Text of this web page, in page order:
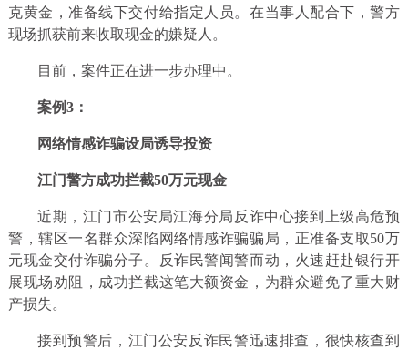
克黄金，准备线下交付给指定人员。在当事人配合下，警方
现场抓获前来收取现金的嫌疑人。
目前，案件正在进一步办理中。
案例3：
网络情感诈骗设局诱导投资
江门警方成功拦截50万元现金
近期，江门市公安局江海分局反诈中心接到上级高危预
警，辖区一名群众深陷网络情感诈骗骗局，正准备支取50万
元现金交付诈骗分子。反诈民警闻警而动，火速赶赴银行开
展现场劝阻，成功拦截这笔大额资金，为群众避免了重大财
产损失。
接到预警后，江门公安反诈民警迅速排查，很快核查到